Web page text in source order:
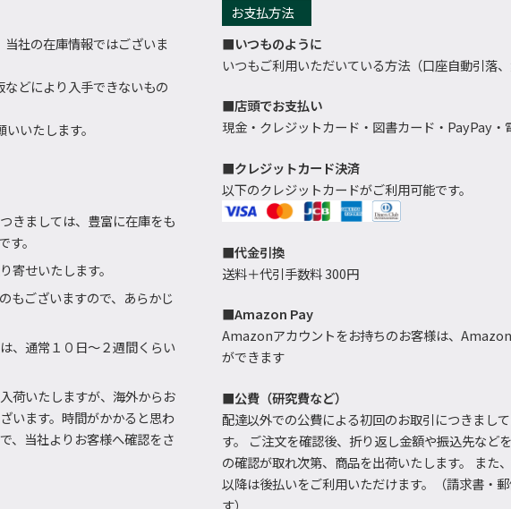
社の在庫情報ではございま
どにより入手できないもの
いたします。
きましては、豊富に在庫をも
。
寄せいたします。
もございますので、あらかじ
、通常１０日～２週間くらい
荷いたしますが、海外からお
います。時間がかかると思わ
、当社よりお客様へ確認をさ
お支払方法
■いつものように
いつもご利用いただいている方法（口座自動引落
■店頭でお支払い
現金・クレジットカード・図書カード・PayPay
■クレジットカード決済
以下のクレジットカードがご利用可能です。
■代金引換
送料＋代引手数料 300円
■Amazon Pay
Amazonアカウントをお持ちのお客様は、
ができます
■公費（研究費など）
配達以外での公費による初回のお取引につきまし
す。 ご注文を確認後、折り返し金額や振込先など
の確認が取れ次第、商品を出荷いたします。 また
以降は後払いをご利用いただけます。（請求書・
す）